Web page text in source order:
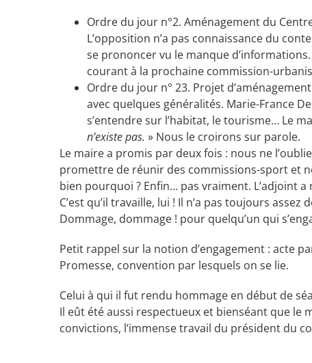
Ordre du jour n°2. Aménagement du
L’opposition n’a pas connaissance du
se prononcer vu le manque
courant à la prochaine commission-
Ordre du jour n° 23. Projet
avec quelques généralités. Marie-France
s’entendre sur l’habitat, le tourisme… Le
n’existe pas. » Nous le croirons sur parole.
Le maire a promis par deux fois : nous ne
promettre de réunir des commissions-sport et
bien pourquoi ? Enfin… pas vraiment. L’adjoint
C’est qu’il travaille, lui ! Il n’a pas toujours
Dommage, dommage ! pour quelqu’un qui
Petit rappel sur la notion d’engagement : acte
Promesse, convention par lesquels on se lie.
Celui à qui il fut rendu hommage en début de
Il eût été aussi respectueux et bienséant que le
convictions, l’immense travail du président du